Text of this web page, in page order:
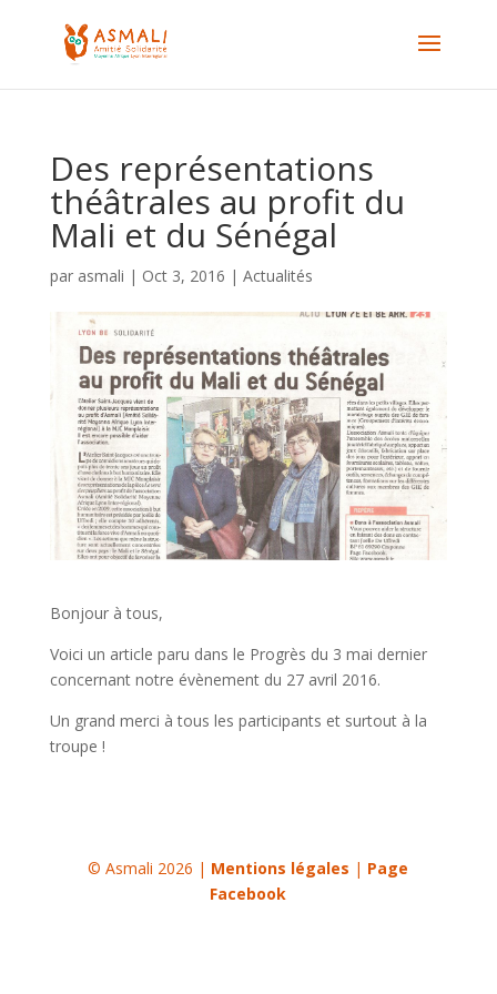
Des représentations
théâtrales au profit du
Mali et du Sénégal
par asmali | Oct 3, 2016 | Actualités
Bonjour à tous,
Voici un article paru dans le Progrès du 3 mai dernier
concernant notre évènement du 27 avril 2016.
Un grand merci à tous les participants et surtout à la
troupe !
© Asmali 2026 | Mentions légales | Page
Facebook